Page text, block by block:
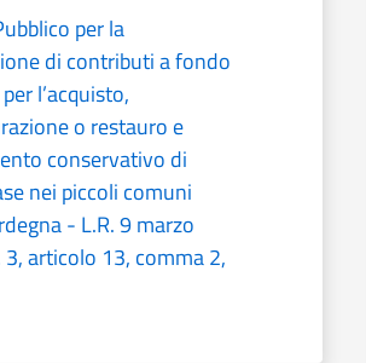
per la
di contributi a fondo
l’acquisto,
o restauro e
conservativo di
nei piccoli comuni
- L.R. 9 marzo
articolo 13, comma 2,